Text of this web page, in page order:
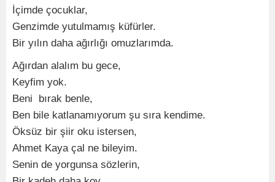
İçimde çocuklar,
Genzimde yutulmamış küfürler.
Bir yılın daha ağırlığı omuzlarımda.
Ağırdan alalım bu gece,
Keyfim yok.
Beni bırak benle,
Ben bile katlanamıyorum şu sıra kendime.
Öksüz bir şiir oku istersen,
Ahmet Kaya çal ne bileyim.
Senin de yorgunsa sözlerin,